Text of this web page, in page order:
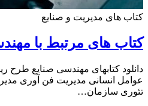
های مدیریت و صنایع
های مرتبط با
کتابهای مهندسی صنایع طرح
انسانی مدیریت فن آوری مدیریت
سازمان…